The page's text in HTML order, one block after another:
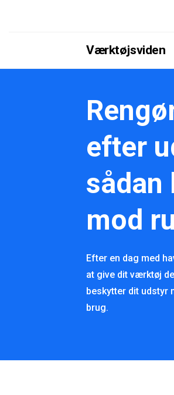
Værktøjsviden
efter
sådan
mod
Efter en dag med
at give dit værktøj
beskytter dit udstyr
brug.